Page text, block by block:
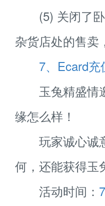
(5) 关闭了卧
杂货店处的售卖
7、Ecard
玉兔精盛情邀
缘怎么样！
玩家诚心诚意
何，还能获得玉
活动时间：